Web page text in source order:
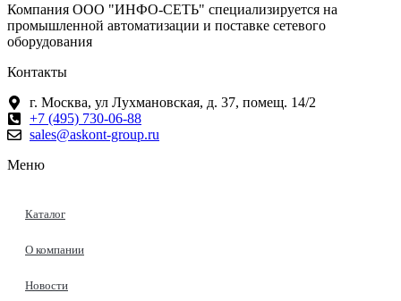
Компания ООО "ИНФО-СЕТЬ" специализируется на
промышленной автоматизации и поставке сетевого
оборудования
Контакты
г. Москва, ул Лухмановская, д. 37, помещ. 14/2
+7 (495) 730-06-88
sales@askont-group.ru
Меню
Каталог
О компании
Новости